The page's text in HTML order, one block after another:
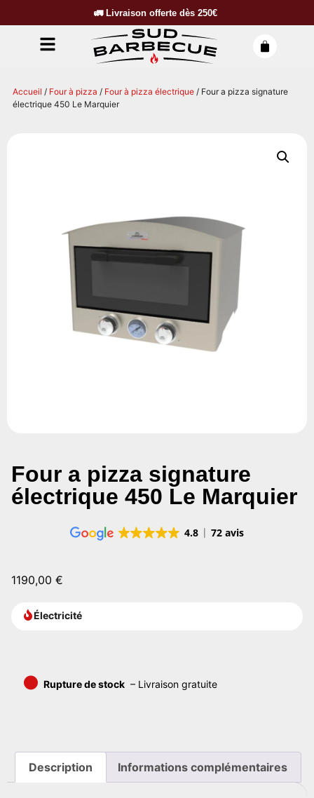
🚛 Livraison offerte dès 250€
Accueil / Four à pizza / Four à pizza électrique / Four a pizza signature
électrique 450 Le Marquier
Four a pizza signature
électrique 450 Le Marquier
4.8 72 avis
1190,00 €
Électricité
• Rupture de stock – Livraison gratuite
Description Informations complémentaires